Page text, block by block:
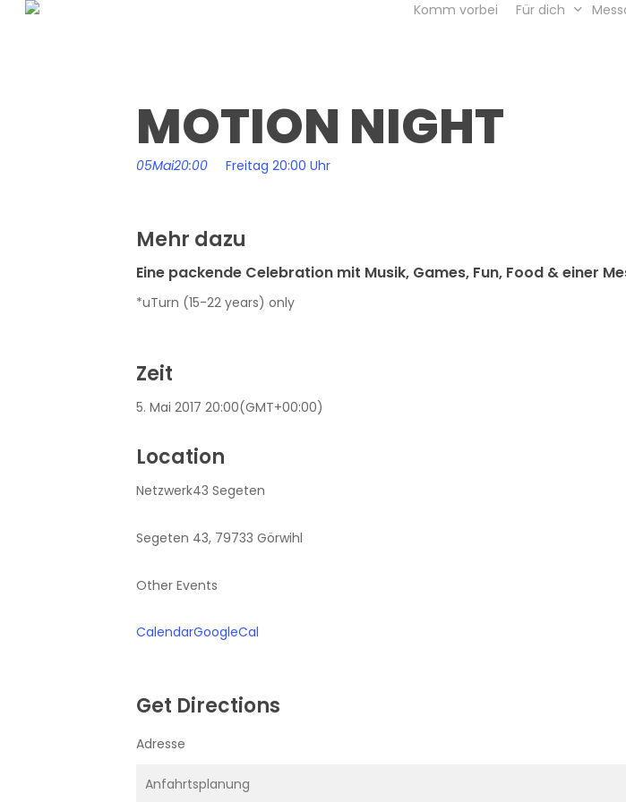
Komm vorbei Für dich
MOTION NIGHT
05Mai20:00 Freitag 20:00 Uhr
Mehr dazu
Eine packende Celebration mit Musik, Games, Fun, Food & einer
*uTurn (15-22 years) only
Zeit
5. Mai 2017 20:00(GMT+00:00)
Location
Netzwerk43 Segeten
Segeten 43, 79733 Görwihl
Other Events
CalendarGoogleCal
Get Directions
Adresse